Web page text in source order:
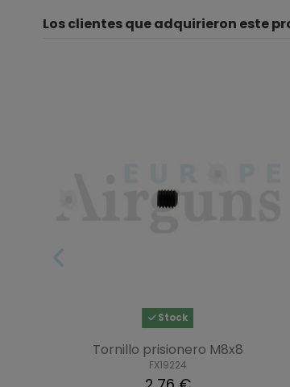
Los clientes que adquirieron este
Stock
Tornillo prisionero M8x8
FX19224